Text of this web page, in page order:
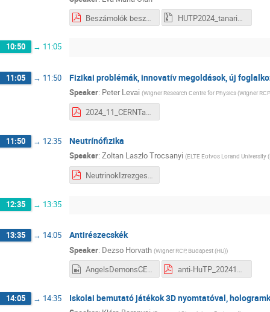
Beszámolók beszámolója HUTP2024.pdf
HUTP2024_tanari_beszamolok.zip
10:50 → 11:05
11:05 → 11:50 Fizikai problémák, innovatív megoldások, új
Speaker: Peter Levai (Wigner Research Centre for Physics (Wigner
2024_11_CERNTanárok_ÚjFoglalkozások_LevaiP.pdf
11:50 → 12:35 Neutrínófizika
Speaker: Zoltan Laszlo Trocsanyi (ELTE Eotvos Lorand University
NeutrinokIzrezgese.pdf
12:35 → 13:35
13:35 → 14:05 Antirészecskék
Speaker: Dezso Horvath (Wigner RCP, Budapest (HU))
AngelsDemonsCERN.m4v anti-HuTP_20241130.pdf
14:05 → 14:35 Iskolai bemutató játékok 3D nyomtatóval,